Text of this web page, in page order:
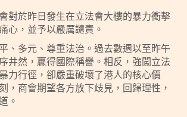
對於昨日發生在立法會大樓的暴力衝擊
心，並予以嚴厲譴責。
、多元、尊重法治。過去數週以至昨午
井然，贏得國際稱譽。相反，強闖立法
力行徑，卻嚴重破壞了港人的核心價
，商會期望各方放下歧見，回歸理性，
。